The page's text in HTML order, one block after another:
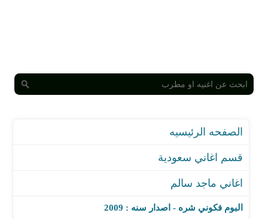
قسم اغاني سعودية
البوم فكوني شره - اصدار سنه : 2009